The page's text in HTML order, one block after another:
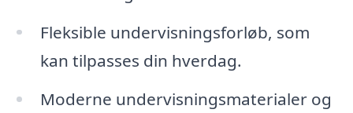
Fleksible undervisningsforløb, som
kan tilpasses din hverdag.
Moderne undervisningsmaterialer og